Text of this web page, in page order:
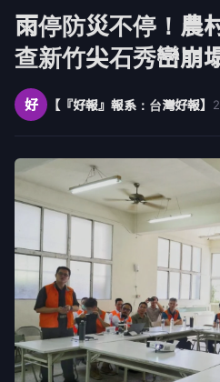
雨停防災不停！農
查新竹尖石秀巒崩
好 【『好報』報系：台灣好報】